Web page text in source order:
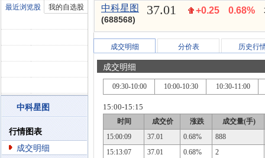
最近浏览股 我的自选股
中科星图
行情图表
成交明细
中科星图
(688568)
37.01 +0.25 0.68%
成交明细 分价表 历史行
成交明细
09:30-10:00 10:00-10:30 10:30-11:00
15:00-15:15
时间 成交价 涨跌
成交量(手)
15:00:09
37.01 0.68%
888
15:13:07
37.01 0.68%
2